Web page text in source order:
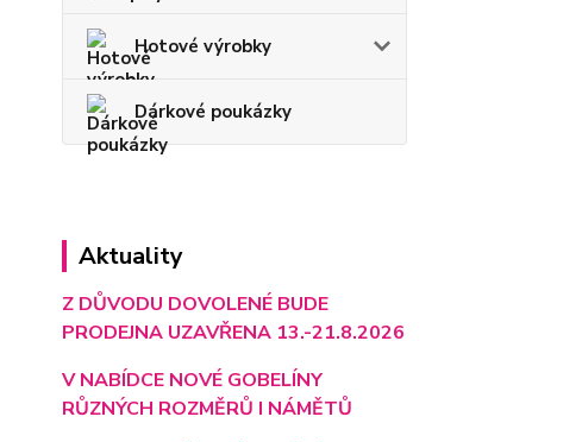
Hotové výrobky
Dárkové poukázky
Aktuality
Z DŮVODU DOVOLENÉ BUDE
PRODEJNA UZAVŘENA 13.-21.8.2026
V NABÍDCE NOVÉ GOBELÍNY
RŮZNÝCH ROZMĚRŮ I NÁMĚTŮ